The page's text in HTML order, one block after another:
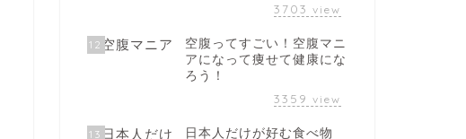
3703 view
12
空腹ってすごい！空腹マニ
アになって痩せて健康にな
ろう！
3359 view
13 日本人だけが好む食べ物